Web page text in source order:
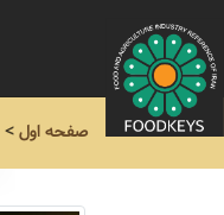
صفحه اول>